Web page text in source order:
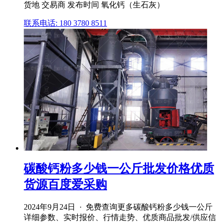
货地 交易商 发布时间 氧化钙（生石灰）
联系电话: 180 3780 8511
碳酸钙粉多少钱一公斤批发价格优质
货源百度爱采购
2024年9月24日 · 免费查询更多碳酸钙粉多少钱一公斤
详细参数、实时报价、行情走势、优质商品批发/供应信